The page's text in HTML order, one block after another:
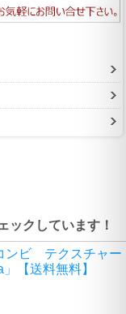
ックしています！
ンビ テクスチャー
【送料無料】